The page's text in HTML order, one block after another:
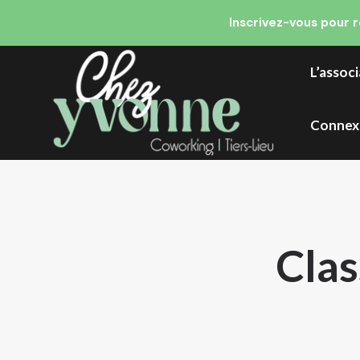
Inscrivez-vous pour